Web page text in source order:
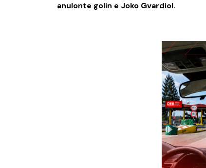
anulonte golin e Joko Gvardiol.